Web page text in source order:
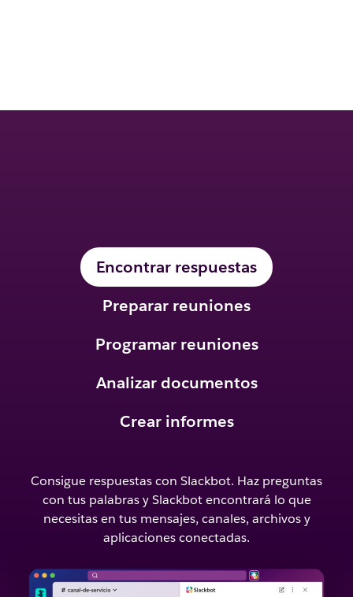
Encontrar respuestas
Preparar reuniones
Programar reuniones
Analizar documentos
Crear informes
Consigue respuestas con Slackbot. Haz preguntas
con tus palabras y Slackbot encontrará lo que
necesitas en tus mensajes, canales, archivos y
aplicaciones conectadas.